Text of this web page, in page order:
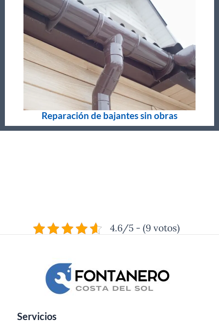
Reparación de bajantes sin obras
4.6/5 - (9 votos)
Servicios